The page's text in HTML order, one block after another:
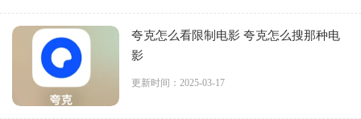
夸克怎么看限制电影 夸克怎么搜那种电
影
更新时间：2025-03-17